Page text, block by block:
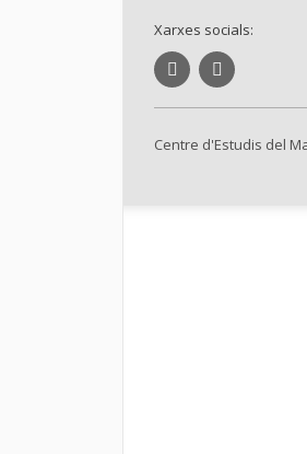
Xarxes socials:
Centre d'Estudis del